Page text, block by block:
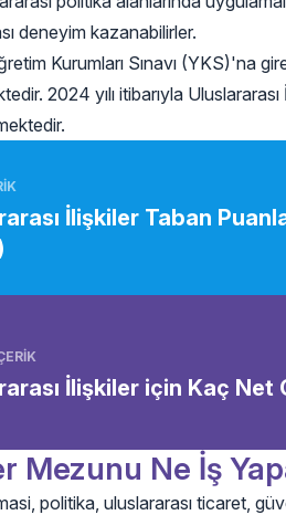
deneyim kazanabilirler.
Kurumları Sınavı (YKS)'na
2024 yılı itibarıyla
İlişkiler Taban
İlişkiler için Kaç Net
Mezunu Ne İş
politika, uluslararası ticaret,